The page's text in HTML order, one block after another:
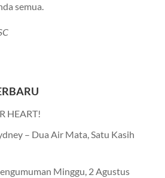
semua.
HEART!
– Dua Air Mata, Satu Kasih
Minggu, 2 Agustus